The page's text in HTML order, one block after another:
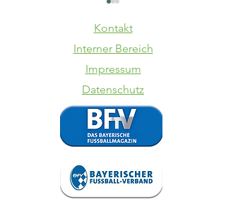
VfB trennt
sich von
Steffen
Israel
Kontakt
Interner Bereich
Impressum
Datenschutz